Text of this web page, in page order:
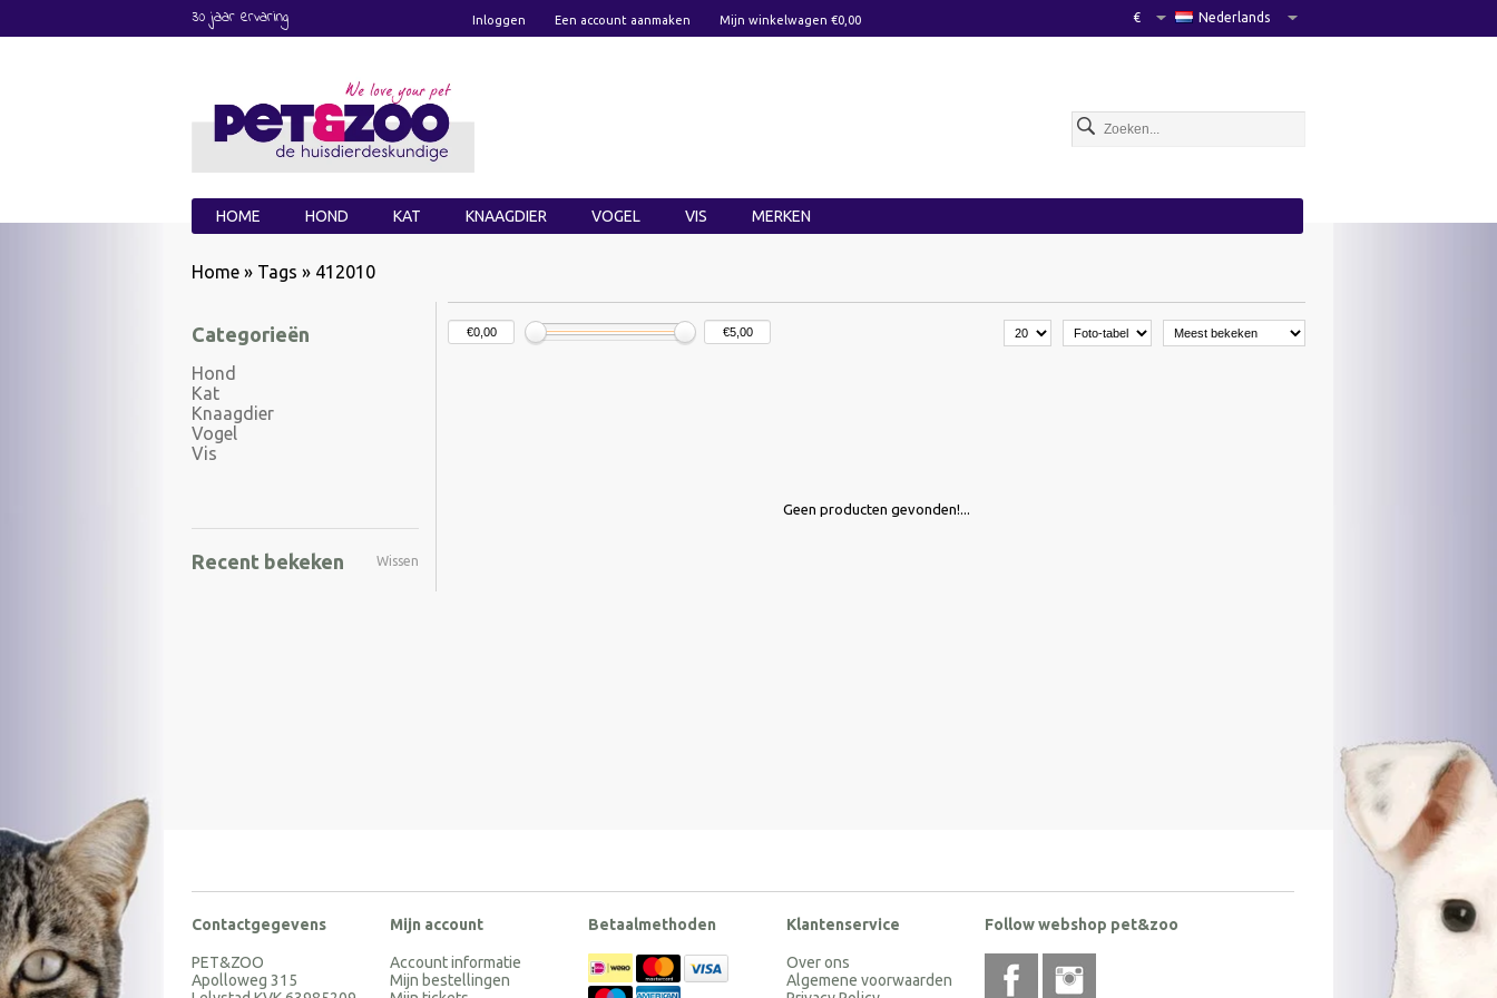
30 jaar ervaring Inloggen Een account aanmaken Mijn winkelwagen €0,00 Nederlands
€
HOME HOND KAT KNAAGDIER VOGEL VIS MERKEN
Home » Tags » 412010
Categorieën
Hond
Kat
Knaagdier
Vogel
Vis
Recent bekeken Wissen
Geen producten gevonden!...
Contactgegevens
PET&ZOO
Apolloweg 315
Mijn account
Account informatie
Mijn bestellingen
Betaalmethoden Klantenservice
Over ons
Algemene voorwaarden
Follow webshop pet&zoo